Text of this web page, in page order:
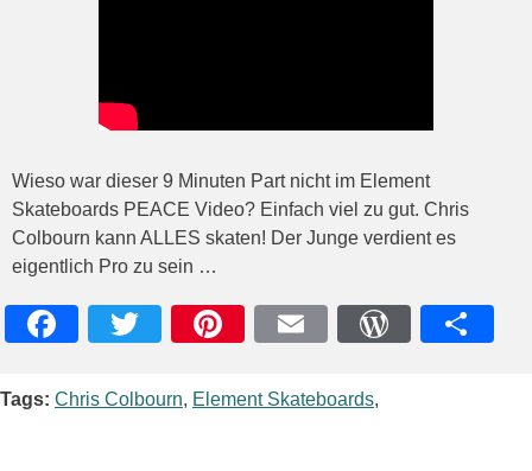
Wieso war dieser 9 Minuten Part nicht im Element
Skateboards PEACE Video? Einfach viel zu gut. Chris
Colbourn kann ALLES skaten! Der Junge verdient es
eigentlich Pro zu sein …
Tags: Chris Colbourn, Element Skateboards,